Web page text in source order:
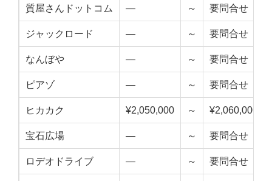
質屋さんドットコム — ～ 要問合せ
ジャックロード — ～ 要問合せ
なんぼや — ～ 要問合せ
ピアゾ — ～ 要問合せ
ヒカカク ¥2,050,000 ～ ¥2,060,000
宝石広場 — ～ 要問合せ
ロデオドライブ — ～ 要問合せ